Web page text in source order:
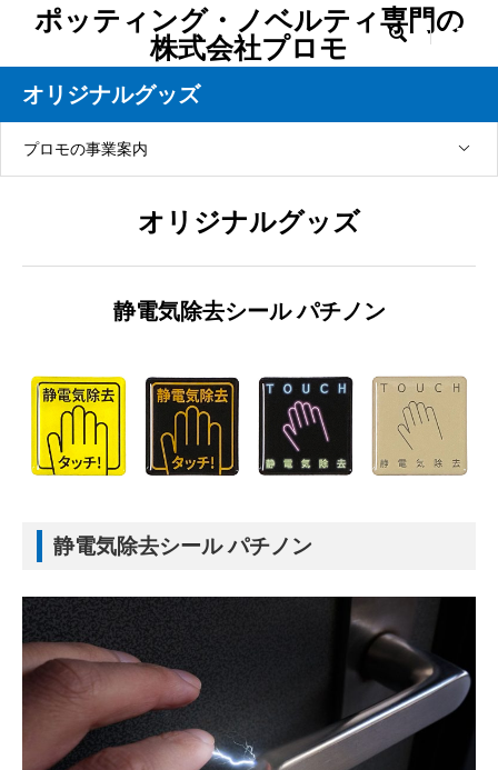
ポッティング・ノベルティ専門の
株式会社プロモ 
オリジナルグッズ
プロモの事業案内
オリジナルグッズ
静電気除去シール パチノン
静電気除去シール パチノン